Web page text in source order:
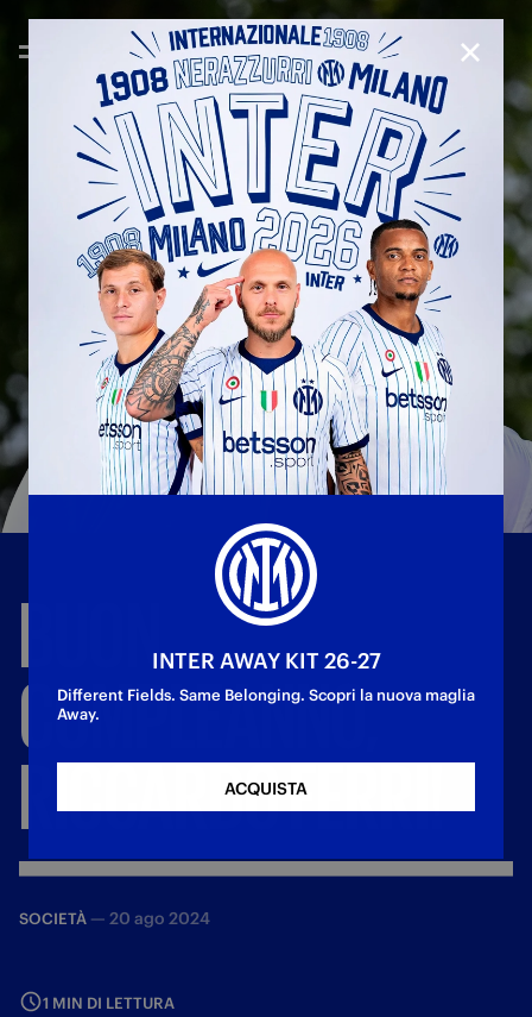
BUON
COMPLEANNO,
RICCARDOFERRI!
SOCIETÀ — 20 ago 2024
1 MIN DI LETTURA
INTER AWAY KIT 26-27
Different Fields. Same Belonging. Scopri la nuova maglia
Away.
ACQUISTA